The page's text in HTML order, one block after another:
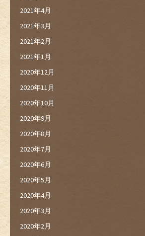
2021年4月
2021年3月
2021年2月
2021年1月
2020年12月
2020年11月
2020年10月
2020年9月
2020年8月
2020年7月
2020年6月
2020年5月
2020年4月
2020年3月
2020年2月